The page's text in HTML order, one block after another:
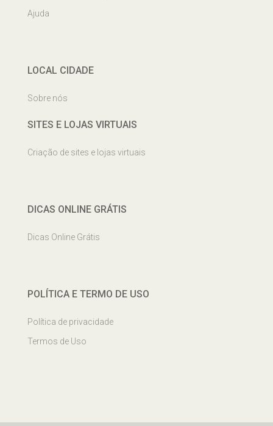
Ajuda
LOCAL CIDADE
Sobre nós
SITES E LOJAS VIRTUAIS
Criação de sites e lojas virtuais
DICAS ONLINE GRÁTIS
Dicas Online Grátis
POLÍTICA E TERMO DE USO
Política de privacidade
Termos de Uso